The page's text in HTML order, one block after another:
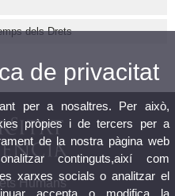
dels Drets
Humans
de privacitat
per a nosaltres. Per això,
pròpies i de tercers per a
de la nostra pàgina web
continguts,així com
xarxes socials o analitzar el